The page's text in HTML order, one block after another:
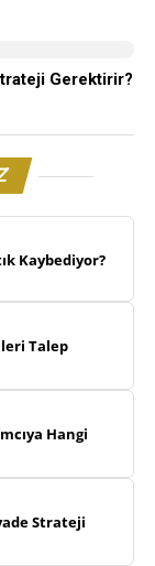
Gerektirir?
Kaybediyor?
Talep
Hangi
Strateji